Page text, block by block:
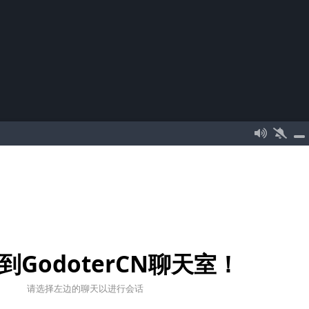
GodoterCN聊天室！
请选择左边的聊天以进行会话